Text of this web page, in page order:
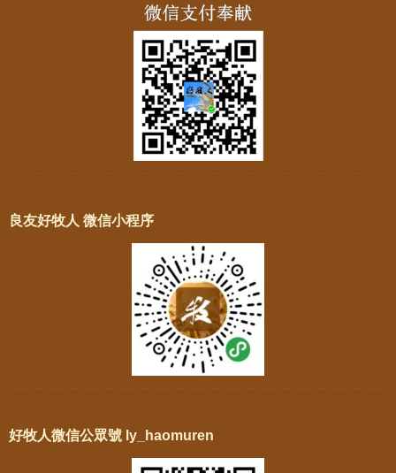
良友好牧人 微信小程序
好牧人微信公眾號 ly_haomuren